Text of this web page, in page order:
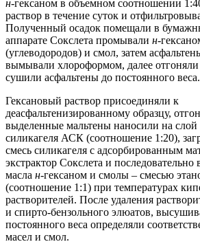
н-гексаном в объемном соотношении
раствор в течение суток и
Полученный осадок помещали в
аппарате Сокслета промывали н-
(углеводородов) и смол, затем
вымывали хлороформом, далее отгоняли
сушили асфальтены до постоянного веса.
Гексановый раствор присоединяли к
деасфальтенизированному образцу,
выделенные мальтены наносили на слой
силикагеля АСК (соотношение 1:20),
смесь силикагеля с адсорбированным
экстрактор Сокслета и
масла н-гексаном и смолы – смесью
(соотношение 1:1) при температурах
растворителей. После удаления
и спирто-бензольного элюатов,
постоянного веса определяли
масел и смол.